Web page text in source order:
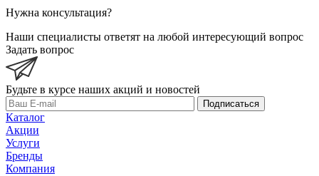
Нужна консультация?
Наши специалисты ответят на любой интересующий вопрос
Задать вопрос
Будьте в курсе наших акций и новостей
Подписаться
Каталог
Акции
Услуги
Бренды
Компания